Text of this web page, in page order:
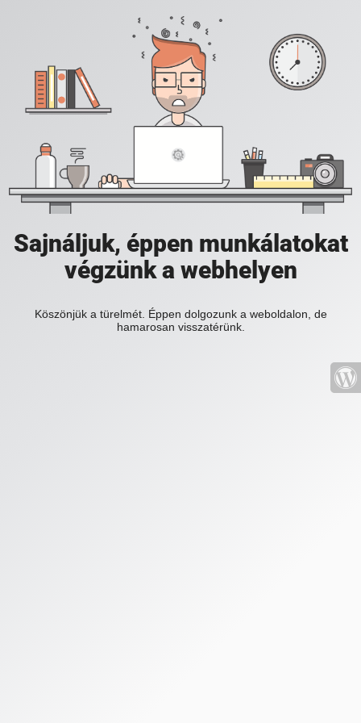
Sajnáljuk, éppen munkálatokat
végzünk a webhelyen
Köszönjük a türelmét. Éppen dolgozunk a weboldalon, de
hamarosan visszatérünk.